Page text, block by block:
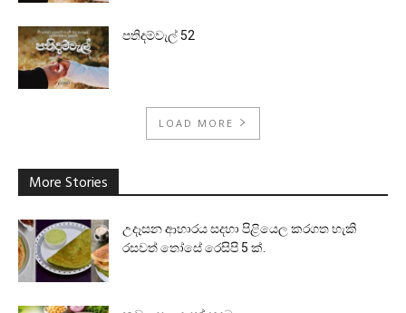
පතිදම්වැල් 52
LOAD MORE
More Stories
උදෑසන ආහාරය සදහා පිළියෙල කරගත හැකි
රසවත් තෝසේ රෙසිපි 5 ක්.